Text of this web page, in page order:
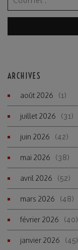
ARCHIVES
août 2026 (1)
juillet 2026 (31)
juin 2026 (42)
mai 2026 (38)
avril 2026 (52)
mars 2026 (48)
février 2026 (40)
janvier 2026 (45)